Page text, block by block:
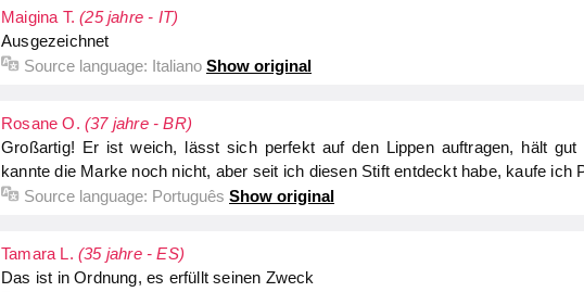
Maigina T.(25 jahre - IT)
Ausgezeichnet
Source language: Italiano Show original
Rosane O. (37 jahre - BR)
Großartig! Er ist weich, lässt sich perfekt auf den Lippen auftragen, hält
kannte die Marke noch nicht, aber seit ich diesen Stift entdeckt habe, kaufe ich
Source language: Português Show original
Tamara L. (35 jahre - ES)
Das ist in Ordnung, es erfüllt seinen Zweck